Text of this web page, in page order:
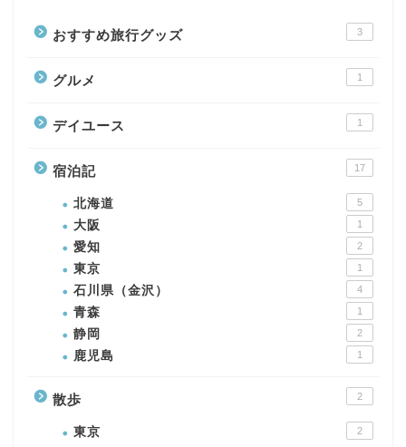
おすすめ旅行グッズ 3
グルメ 1
デイユース 1
宿泊記 17
北海道 5
大阪 1
愛知 2
東京 1
石川県（金沢） 4
青森 1
静岡 2
鹿児島 1
散歩 2
東京 2